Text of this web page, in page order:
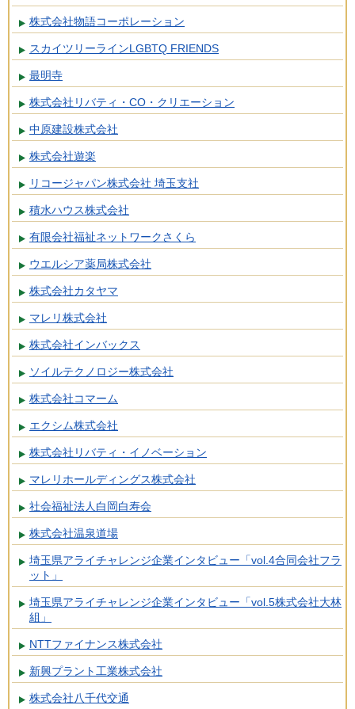
株式会社物語コーポレーション
スカイツリーラインLGBTQ FRIENDS
最明寺
株式会社リバティ・CO・クリエーション
中原建設株式会社
株式会社遊楽
リコージャパン株式会社 埼玉支社
積水ハウス株式会社
有限会社福祉ネットワークさくら
ウエルシア薬局株式会社
株式会社カタヤマ
マレリ株式会社
株式会社インバックス
ソイルテクノロジー株式会社
株式会社コマーム
エクシム株式会社
株式会社リバティ・イノベーション
マレリホールディングス株式会社
社会福祉法人白岡白寿会
株式会社温泉道場
埼玉県アライチャレンジ企業インタビュー「vol.4合同会社フラ
ット」
埼玉県アライチャレンジ企業インタビュー「vol.5株式会社大林
組」
NTTファイナンス株式会社
新興プラント工業株式会社
株式会社八千代交通